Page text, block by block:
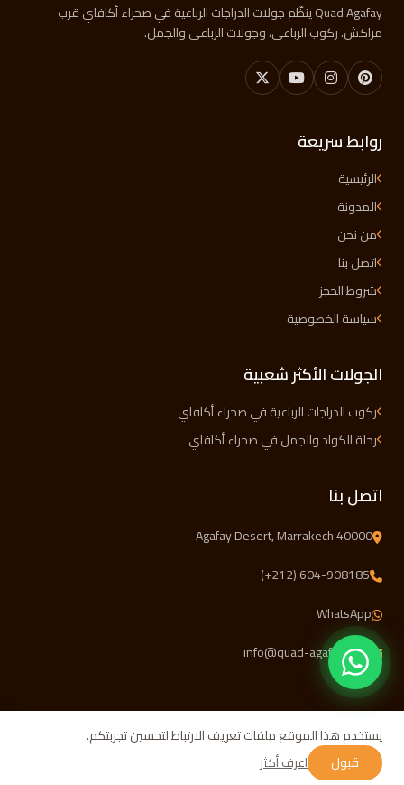
Quad Agafay ينظّم جولات الدراجات الرباعية في صحراء أكافاي قرب
مراكش. ركوب الرباعي، وجولات الرباعي والجمل.
روابط سريعة
الرئيسية
المدونة
من نحن
اتصل بنا
شروط الحجز
سياسة الخصوصية
الجولات الأكثر شعبية
ركوب الدراجات الرباعية في صحراء أكافاي
رحلة الكواد والجمل في صحراء أكافاي
اتصل بنا
Agafay Desert, Marrakech 40000
(+212) 604-908185
WhatsApp
info@quad-agafay.com
Quad Agafay. 2026 جميع الحقوق محفوظة.
يستخدم هذا الموقع ملفات تعريف الارتباط لتحسين تجربتكم.
قبول
اعرف أكثر